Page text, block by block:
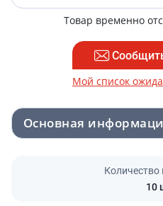
Товар временно
Мой список
Основная
Количество
10